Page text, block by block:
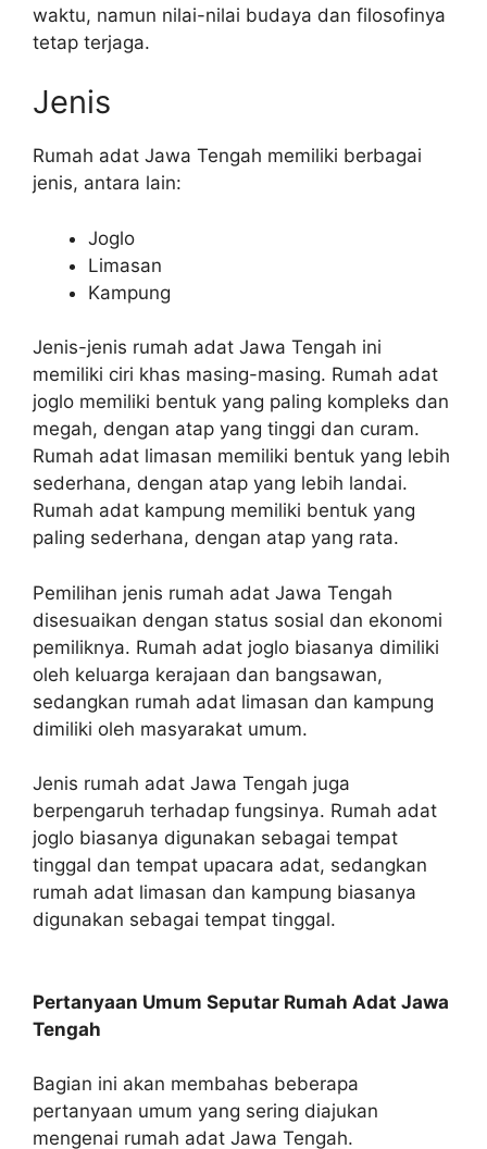
waktu, namun nilai-nilai budaya dan filosofinya
tetap terjaga.
Jenis
Rumah adat Jawa Tengah memiliki berbagai
jenis, antara lain:
Joglo
Limasan
Kampung
Jenis-jenis rumah adat Jawa Tengah ini
memiliki ciri khas masing-masing. Rumah adat
joglo memiliki bentuk yang paling kompleks dan
megah, dengan atap yang tinggi dan curam.
Rumah adat limasan memiliki bentuk yang lebih
sederhana, dengan atap yang lebih landai.
Rumah adat kampung memiliki bentuk yang
paling sederhana, dengan atap yang rata.
Pemilihan jenis rumah adat Jawa Tengah
disesuaikan dengan status sosial dan ekonomi
pemiliknya. Rumah adat joglo biasanya dimiliki
oleh keluarga kerajaan dan bangsawan,
sedangkan rumah adat limasan dan kampung
dimiliki oleh masyarakat umum.
Jenis rumah adat Jawa Tengah juga
berpengaruh terhadap fungsinya. Rumah adat
joglo biasanya digunakan sebagai tempat
tinggal dan tempat upacara adat, sedangkan
rumah adat limasan dan kampung biasanya
digunakan sebagai tempat tinggal.
Pertanyaan Umum Seputar Rumah Adat Jawa
Tengah
Bagian ini akan membahas beberapa
pertanyaan umum yang sering diajukan
mengenai rumah adat Jawa Tengah.